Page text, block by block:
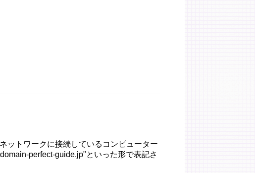
ットワークに接続しているコンピューター
perfect-guide.jp"といった形で表記さ